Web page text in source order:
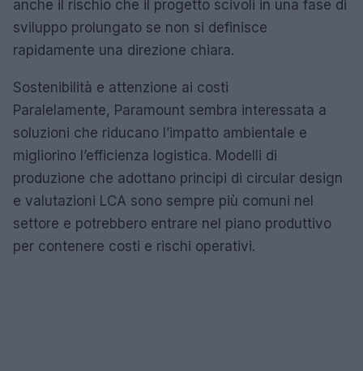
anche il rischio che il progetto scivoli in una fase di
sviluppo prolungato se non si definisce
rapidamente una direzione chiara.
Sostenibilità e attenzione ai costi
Paralelamente, Paramount sembra interessata a
soluzioni che riducano l’impatto ambientale e
migliorino l’efficienza logistica. Modelli di
produzione che adottano principi di circular design
e valutazioni LCA sono sempre più comuni nel
settore e potrebbero entrare nel piano produttivo
per contenere costi e rischi operativi.